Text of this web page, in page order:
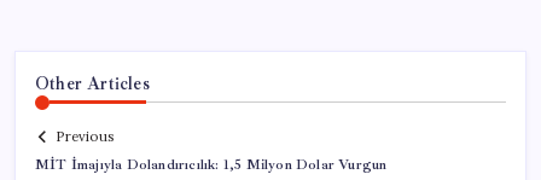
Other Articles
Previous
MİT İmajıyla Dolandırıcılık: 1,5 Milyon Dolar Vurgun